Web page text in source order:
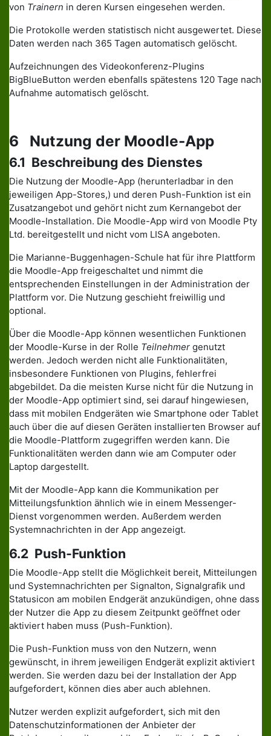
von Trainern in deren Kursen eingesehen werden.
Die Protokolle werden statistisch nicht ausgewertet. Diese
Daten werden nach 365 Tagen automatisch gelöscht.
Aufzeichnungen des Videokonferenz-Plugins
BigBlueButton werden ebenfalls spätestens 120 Tage nach
Aufnahme automatisch gelöscht.
6 Nutzung der Moodle-App
6.1 Beschreibung des Dienstes
Die Nutzung der Moodle-App (herunterladbar in den
jeweiligen App-Stores,) und deren Push-Funktion ist ein
Zusatzangebot und gehört nicht zum Kernangebot der
Moodle-Installation. Die Moodle-App wird von Moodle Pty
Ltd. bereitgestellt und nicht vom LISA angeboten.
Die Marianne-Buggenhagen-Schule hat für ihre Plattform
die Moodle-App freigeschaltet und nimmt die
entsprechenden Einstellungen in der Administration der
Plattform vor. Die Nutzung geschieht freiwillig und
optional.
Über die Moodle-App können wesentlichen Funktionen
der Moodle-Kurse in der Rolle Teilnehmer genutzt
werden. Jedoch werden nicht alle Funktionalitäten,
insbesondere Funktionen von Plugins, fehlerfrei
abgebildet. Da die meisten Kurse nicht für die Nutzung in
der Moodle-App optimiert sind, sei darauf hingewiesen,
dass mit mobilen Endgeräten wie Smartphone oder Tablet
auch über die auf diesen Geräten installierten Browser auf
die Moodle-Plattform zugegriffen werden kann. Die
Funktionalitäten werden dann wie am Computer oder
Laptop dargestellt.
Mit der Moodle-App kann die Kommunikation per
Mitteilungsfunktion ähnlich wie in einem Messenger-
Dienst vorgenommen werden. Außerdem werden
Systemnachrichten in der App angezeigt.
6.2 Push-Funktion
Die Moodle-App stellt die Möglichkeit bereit, Mitteilungen
und Systemnachrichten per Signalton, Signalgrafik und
Statusicon am mobilen Endgerät anzukündigen, ohne dass
der Nutzer die App zu diesem Zeitpunkt geöffnet oder
aktiviert haben muss (Push-Funktion).
Die Push-Funktion muss von den Nutzern, wenn
gewünscht, in ihrem jeweiligen Endgerät explizit aktiviert
werden. Sie werden dazu bei der Installation der App
aufgefordert, können dies aber auch ablehnen.
Nutzer werden explizit aufgefordert, sich mit den
Datenschutzinformationen der Anbieter der